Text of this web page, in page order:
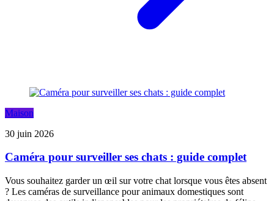
Maison
30 juin 2026
Caméra pour surveiller ses chats : guide complet
Vous souhaitez garder un œil sur votre chat lorsque vous êtes absent
? Les caméras de surveillance pour animaux domestiques sont